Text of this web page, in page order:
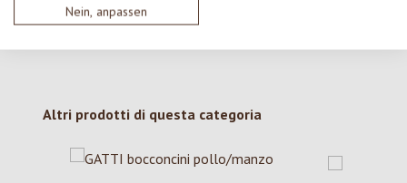
Nein, anpassen
Salta la galleria dei prodotti
Altri prodotti di questa categoria